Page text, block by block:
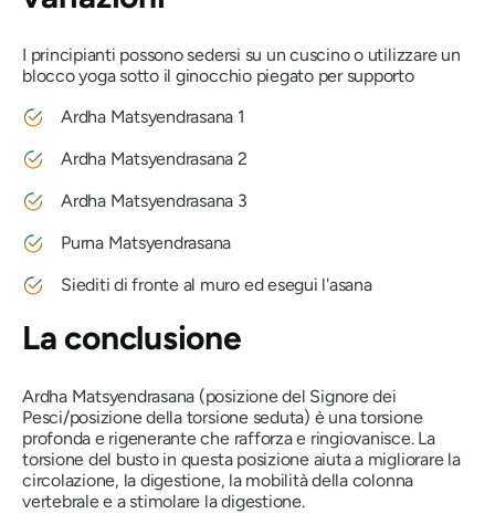
I principianti possono sedersi su un cuscino o utilizzare un
blocco yoga sotto il ginocchio piegato per supporto
Ardha Matsyendrasana 1
Ardha Matsyendrasana 2
Ardha Matsyendrasana 3
Purna Matsyendrasana
Siediti di fronte al muro ed esegui l'asana
La conclusione
Ardha Matsyendrasana (posizione del Signore dei
Pesci/posizione della torsione seduta) è una torsione
profonda e rigenerante che rafforza e ringiovanisce. La
torsione del busto in questa posizione aiuta a migliorare la
circolazione, la digestione, la mobilità della colonna
vertebrale e a stimolare la digestione.